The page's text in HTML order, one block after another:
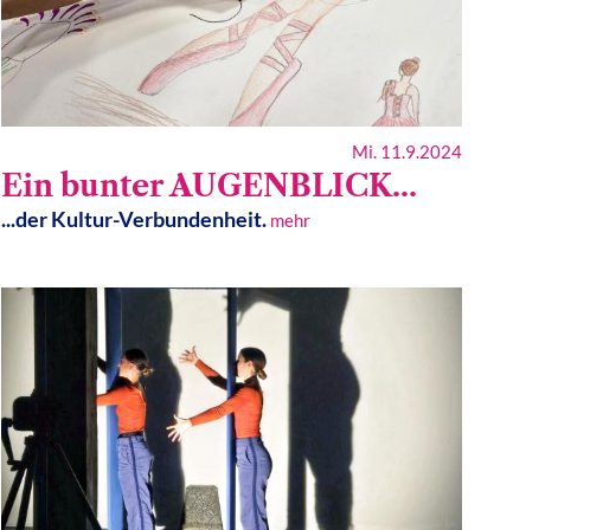
Mi. 11.9.2024
Ein bunter AUGENBLICK...
...der Kultur-Verbundenheit. mehr